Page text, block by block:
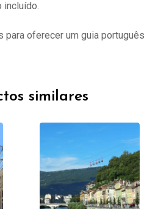
incluído.
para oferecer um guia português
similares